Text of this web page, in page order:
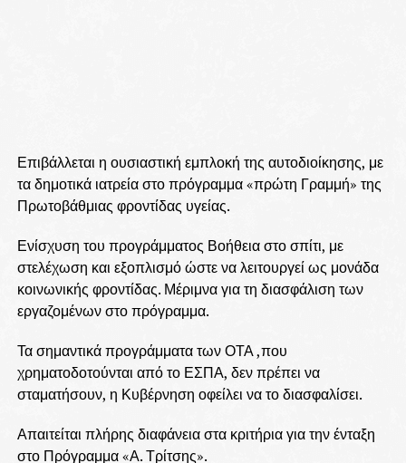
Επιβάλλεται η ουσιαστική εμπλοκή της αυτοδιοίκησης, με
τα δημοτικά ιατρεία στο πρόγραμμα «πρώτη Γραμμή» της
Πρωτοβάθμιας φροντίδας υγείας.
Ενίσχυση του προγράμματος Βοήθεια στο σπίτι, με
στελέχωση και εξοπλισμό ώστε να λειτουργεί ως μονάδα
κοινωνικής φροντίδας. Μέριμνα για τη διασφάλιση των
εργαζομένων στο πρόγραμμα.
Τα σημαντικά προγράμματα των ΟΤΑ ,που
χρηματοδοτούνται από το ΕΣΠΑ, δεν πρέπει να
σταματήσουν, η Κυβέρνηση οφείλει να το διασφαλίσει.
Απαιτείται πλήρης διαφάνεια στα κριτήρια για την ένταξη
στο Πρόγραμμα «Α. Τρίτσης».